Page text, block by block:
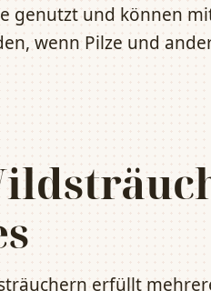
genutzt und können
wenn Pilze und
erfüllt